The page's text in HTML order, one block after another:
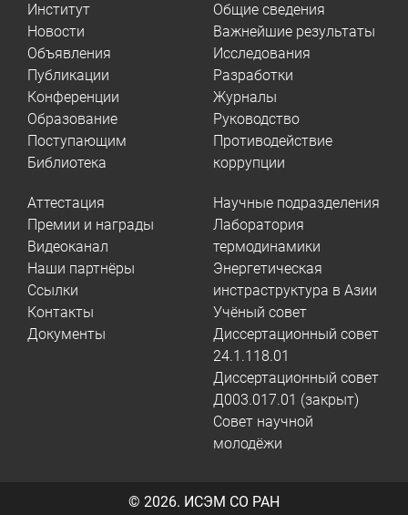
Институт
Новости
Объявления
Публикации
Конференции
Образование
Поступающим
Библиотека
Общие сведения
Важнейшие результаты
Исследования
Разработки
Журналы
Руководство
Противодействие
коррупции
Аттестация
Премии и награды
Видеоканал
Наши партнёры
Ссылки
Контакты
Документы
Научные подразделения
Лаборатория
термодинамики
Энергетическая
инстраструктура в Азии
Учёный совет
Диссертационный совет
24.1.118.01
Диссертационный совет
Д003.017.01 (закрыт)
Совет научной
молодёжи
© 2026. ИСЭМ СО РАН